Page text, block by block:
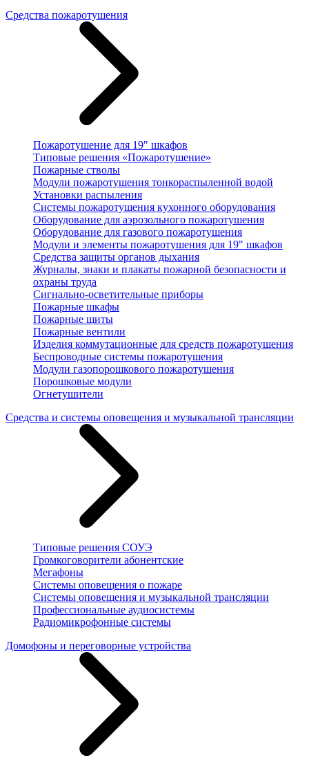
Средства пожаротушения
Пожаротушение для 19" шкафов
Типовые решения «Пожаротушение»
Пожарные стволы
Модули пожаротушения тонкораспыленной водой
Установки распыления
Системы пожаротушения кухонного оборудования
Оборудование для аэрозольного пожаротушения
Оборудование для газового пожаротушения
Модули и элементы пожаротушения для 19" шкафов
Средства защиты органов дыхания
Журналы, знаки и плакаты пожарной безопасности и
охраны труда
Сигнально-осветительные приборы
Пожарные шкафы
Пожарные щиты
Пожарные вентили
Изделия коммутационные для средств пожаротушения
Беспроводные системы пожаротушения
Модули газопорошкового пожаротушения
Порошковые модули
Огнетушители
Средства и системы оповещения и музыкальной трансляции
Типовые решения СОУЭ
Громкоговорители абонентские
Мегафоны
Системы оповещения о пожаре
Системы оповещения и музыкальной трансляции
Профессиональные аудиосистемы
Радиомикрофонные системы
Домофоны и переговорные устройства